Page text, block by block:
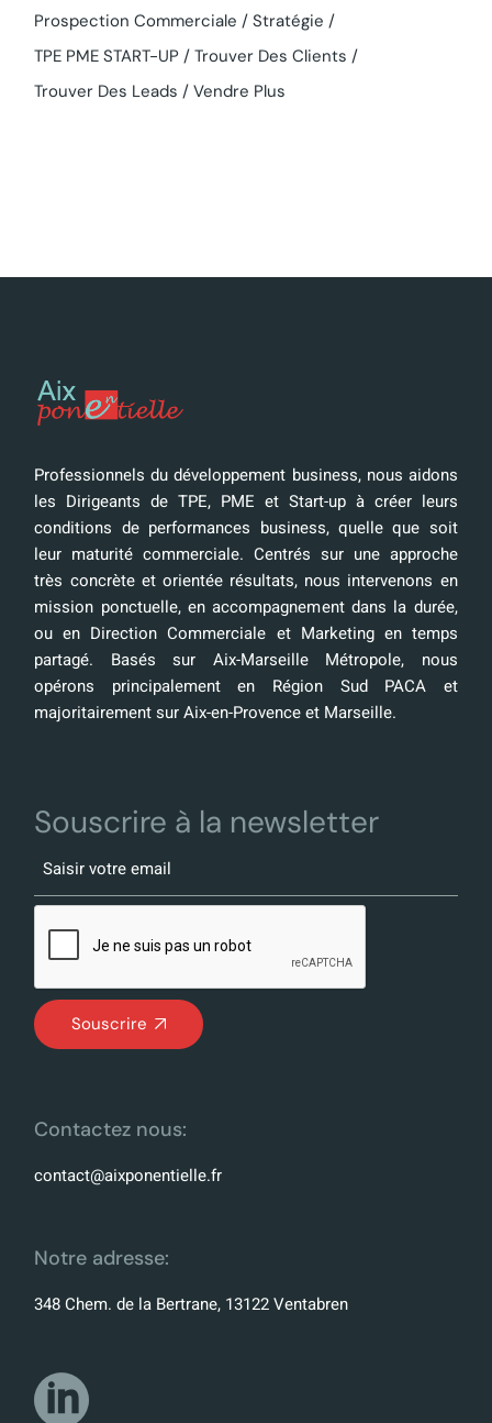
Prospection Commerciale
Stratégie
TPE PME START-UP
Trouver Des Clients
Trouver Des Leads
Vendre Plus
Professionnels du développement business, nous aidons
les Dirigeants de TPE, PME et Start-up à créer leurs
conditions de performances business, quelle que soit
leur maturité commerciale. Centrés sur une approche
très concrète et orientée résultats, nous intervenons en
mission ponctuelle, en accompagnement dans la durée,
ou en Direction Commerciale et Marketing en temps
partagé. Basés sur Aix-Marseille Métropole, nous
opérons principalement en Région Sud PACA et
majoritairement sur Aix-en-Provence et Marseille.
Souscrire à la newsletter
Souscrire
Contactez nous:
contact@aixponentielle.fr
Notre adresse:
348 Chem. de la Bertrane, 13122 Ventabren